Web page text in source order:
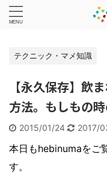
テクニック・マメ知識
【永久保存】飲
方法。もしもの時
2015/01/24 2017/
本日もhebinumaをご
す。